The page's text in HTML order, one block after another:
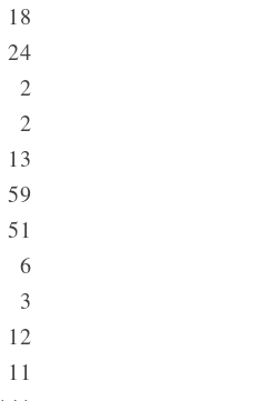
18
24
2
2
13
59
51
6
3
12
11